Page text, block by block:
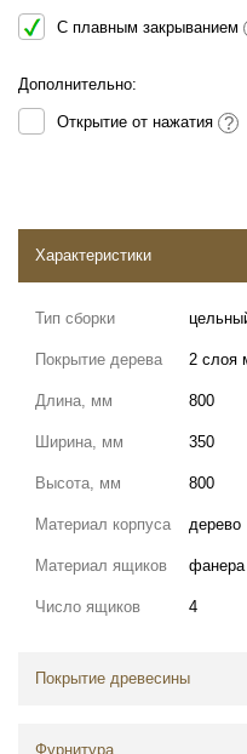
С плавным закрыванием
Дополнительно:
Открытие от нажатия ?
Характеристики
Тип сборки
Покрытие дерева 2 слоя
Длина, мм 800
Ширина, мм 350
Высота, мм 800
Материал корпуса дерево
Материал ящиков фанера
Число ящиков 4
Покрытие древесины
Фурнитура